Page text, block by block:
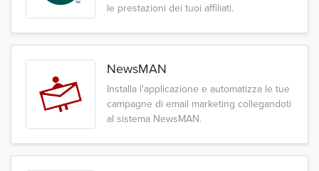
le prestazioni dei tuoi affiliati.
NewsMAN
Installa l'applicazione e automatizza le tue
campagne di email marketing collegandoti
al sistema NewsMAN.